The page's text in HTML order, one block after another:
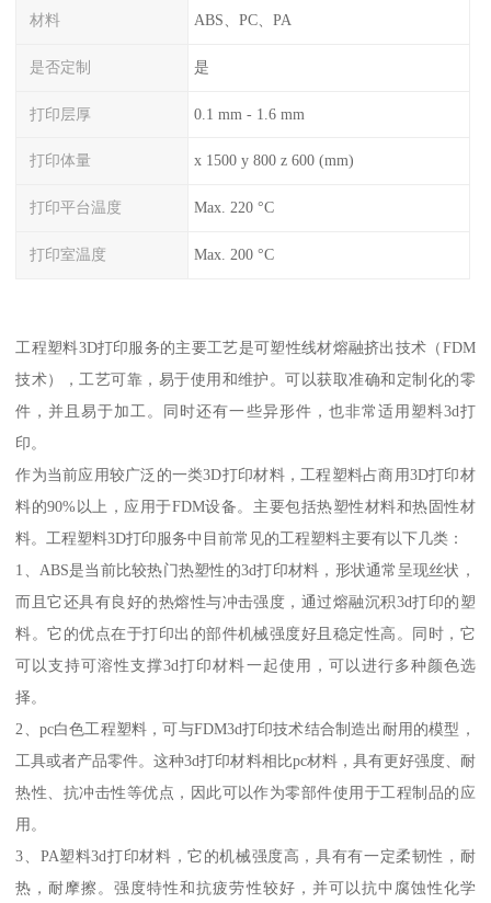
材料 ABS、PC、PA
是否定制 是
打印层厚 0.1 mm - 1.6 mm
打印体量 x 1500 y 800 z 600 (mm)
打印平台温度 Max. 220 °C
打印室温度 Max. 200 °C
工程塑料3D打印服务的主要工艺是可塑性线材熔融挤出技术（FDM
技术），工艺可靠，易于使用和维护。可以获取准确和定制化的零
件，并且易于加工。同时还有一些异形件，也非常适用塑料3d打
印。
作为当前应用较广泛的一类3D打印材料，工程塑料占商用3D打印材
料的90%以上，应用于FDM设备。主要包括热塑性材料和热固性材
料。工程塑料3D打印服务中目前常见的工程塑料主要有以下几类：
1、ABS是当前比较热门热塑性的3d打印材料，形状通常呈现丝状，
而且它还具有良好的热熔性与冲击强度，通过熔融沉积3d打印的塑
料。它的优点在于打印出的部件机械强度好且稳定性高。同时，它
可以支持可溶性支撑3d打印材料一起使用，可以进行多种颜色选
择。
2、pc白色工程塑料，可与FDM3d打印技术结合制造出耐用的模型，
工具或者产品零件。这种3d打印材料相比pc材料，具有更好强度、耐
热性、抗冲击性等优点，因此可以作为零部件使用于工程制品的应
用。
3、PA塑料3d打印材料，它的机械强度高，具有有一定柔韧性，耐
热，耐摩擦。强度特性和抗疲劳性较好，并可以抗中腐蚀性化学